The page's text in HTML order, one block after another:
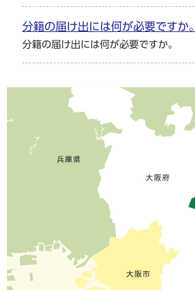
分籍の届け出には何が必要ですか。
分籍の届け出には何が必要ですか。